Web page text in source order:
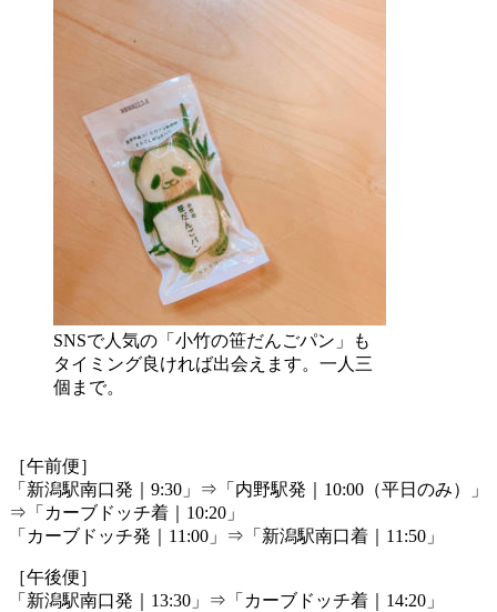
SNSで人気の「小竹の笹だんごパン」も
タイミング良ければ出会えます。一人三
個まで。
［午前便］
「新潟駅南口発｜9:30」⇒「内野駅発｜10:00（平日のみ）」
⇒「カーブドッチ着｜10:20」
「カーブドッチ発｜11:00」⇒「新潟駅南口着｜11:50」
［午後便］
「新潟駅南口発｜13:30」⇒「カーブドッチ着｜14:20」